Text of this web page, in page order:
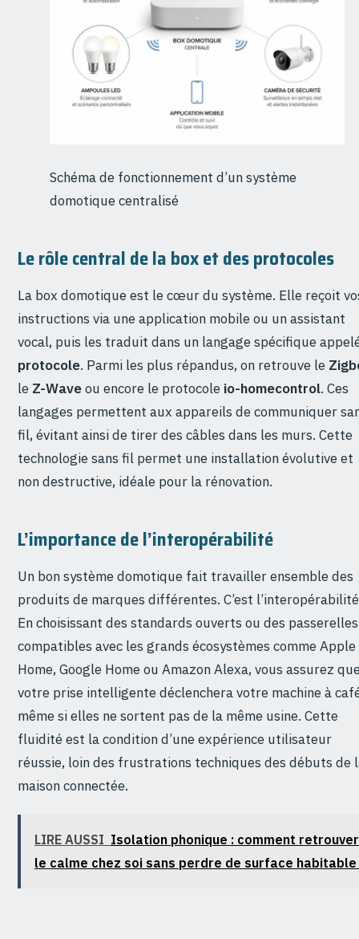
Schéma de fonctionnement d’un système
domotique centralisé
Le rôle central de la box et des protocoles
La box domotique est le cœur du système. Elle reçoit
instructions via une application mobile ou un assistant
vocal, puis les traduit dans un langage spécifique
protocole. Parmi les plus répandus, on retrouve le
le Z-Waveou encore le protocole io-homecontrol. Ces
langages permettent aux appareils de communiquer
fil, évitant ainsi de tirer des câbles dans les murs. Cette
technologie sans fil permet une installation évolutive et
non destructive, idéale pour la rénovation.
L’importance de l’interopérabilité
Un bon système domotique fait travailler ensemble des
produits de marques différentes. C’est
En choisissant des standards ouverts ou des passerelles
compatibles avec les grands écosystèmes comme Apple
Home, Google Home ou Amazon Alexa, vous assurez
votre prise intelligente déclenchera votre machine à
même si elles ne sortent pas de la même usine. Cette
fluidité est la condition d’une expérience utilisateur
réussie, loin des frustrations techniques des débuts de
maison connectée.
LIRE AUSSI Isolation phonique : comment retrouver
le calme chez soi sans perdre de surface habitable